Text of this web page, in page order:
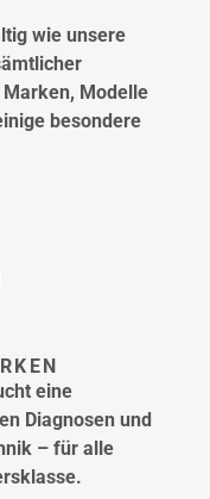
wie unsere
Modelle
besondere
eine
Diagnosen und
– für alle